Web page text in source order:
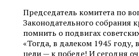
Председатель комитета по
Законодательного собрания
помнить о подвигах
«Тогда, в далеком 1945
цели — к победе! И сегодня